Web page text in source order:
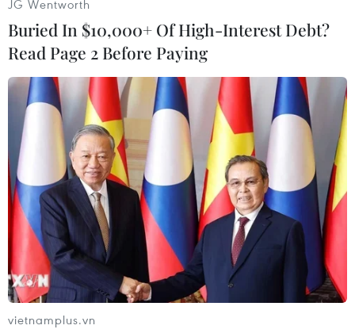
Nguyễn Anh (Vietnam+)
JG Wentworth
Buried In $10,000+ Of High-Interest Debt?
Read Page 2 Before Paying
vietnamplus.vn